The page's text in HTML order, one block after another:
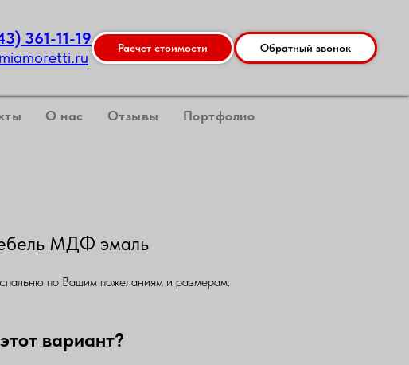
361-11-19
Расчет стоимости Обратный звонок
О нас Отзывы Портфолио
МДФ эмаль
по Вашим пожеланиям и размерам.
вариант?